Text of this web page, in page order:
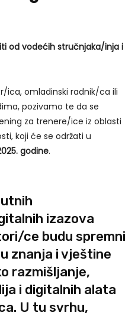
od vodećih stručnjaka/inja i
ica, omladinski radnik/ca ili
pozivamo te da se
za trenere/ice iz oblasti
koji će se održati u
godine.
izazova
ce budu spremni
znanja i vještine
razmišljanje,
i digitalnih alata
U tu svrhu,